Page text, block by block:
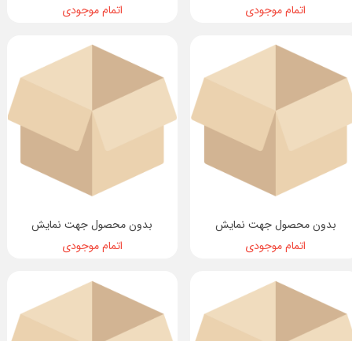
اتمام موجودی
اتمام موجودی
بدون محصول جهت نمایش
اتمام موجودی
بدون محصول جهت نمایش
اتمام موجودی